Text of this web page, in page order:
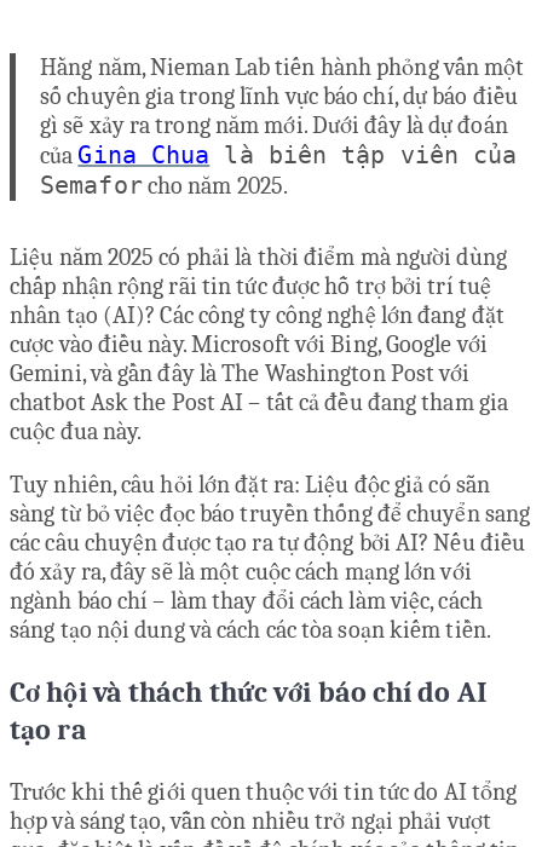
Hằng năm, Nieman Lab tiến hành phỏng vấn một
số chuyên gia trong lĩnh vực báo chí, dự báo điều
gì sẽ xảy ra trong năm mới. Dưới đây là dự đoán
của Gina Chua là biên tập viên của
Semaforcho năm 2025.
Liệu năm 2025 có phải là thời điểm mà người dùng
chấp nhận rộng rãi tin tức được hỗ trợ bởi trí tuệ
nhân tạo (AI)? Các công ty công nghệ lớn đang đặt
cược vào điều này. Microsoft với Bing, Google với
Gemini, và gần đây là The Washington Post với
chatbot Ask the Post AI – tất cả đều đang tham gia
cuộc đua này.
Tuy nhiên, câu hỏi lớn đặt ra: Liệu độc giả có sẵn
sàng từ bỏ việc đọc báo truyền thống để chuyển sang
các câu chuyện được tạo ra tự động bởi AI? Nếu điều
đó xảy ra, đây sẽ là một cuộc cách mạng lớn với
ngành báo chí – làm thay đổi cách làm việc, cách
sáng tạo nội dung và cách các tòa soạn kiếm tiền.
Cơ hội và thách thức với báo chí do AI
tạo ra
Trước khi thế giới quen thuộc với tin tức do AI tổng
hợp và sáng tạo, vẫn còn nhiều trở ngại phải vượt